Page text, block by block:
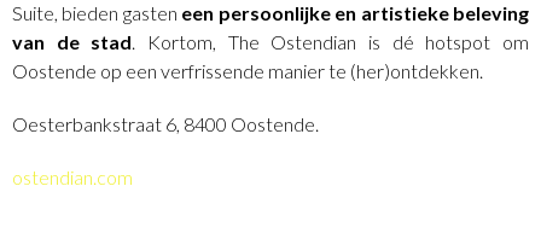
Suite, bieden gasten een persoonlijke en artistieke beleving
van de stad. Kortom, The Ostendian is dé hotspot om
Oostende op een verfrissende manier te (her)ontdekken.
Oesterbankstraat 6, 8400 Oostende.
ostendian.com